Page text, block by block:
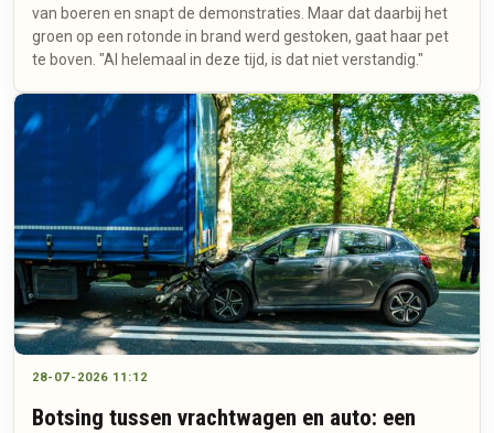
van boeren en snapt de demonstraties. Maar dat daarbij het
groen op een rotonde in brand werd gestoken, gaat haar pet
te boven. "Al helemaal in deze tijd, is dat niet verstandig."
28-07-2026 11:12
Botsing tussen vrachtwagen en auto: een